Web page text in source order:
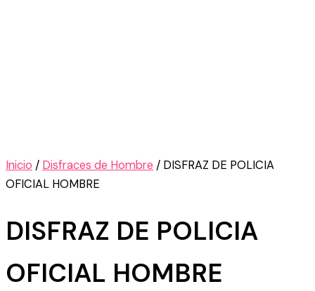
Inicio / Disfraces de Hombre / DISFRAZ DE POLICIA
OFICIAL HOMBRE
DISFRAZ DE POLICIA
OFICIAL HOMBRE